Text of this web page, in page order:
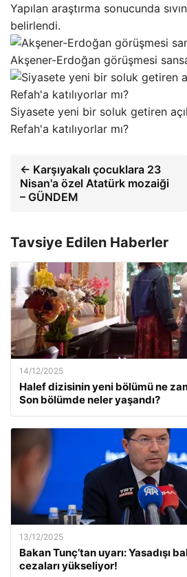
Yapılan araştırma sonucunda
belirlendi.
Akşener-Erdoğan görüşmesi
Siyasete yeni bir soluk getiren
Refah'a katılıyorlar mı?
← Karşıyakalı çocuklara 23
Nisan'a özel Atatürk mozaiği
– GÜNDEM
Tavsiye Edilen Haberler
14/12/2025
Halef dizisinin yeni bölümü ne
Son bölümde neler yaşandı?
13/12/2025
Bakan Tunç’tan uyarı: Yasadışı
cezaları yükseliyor!